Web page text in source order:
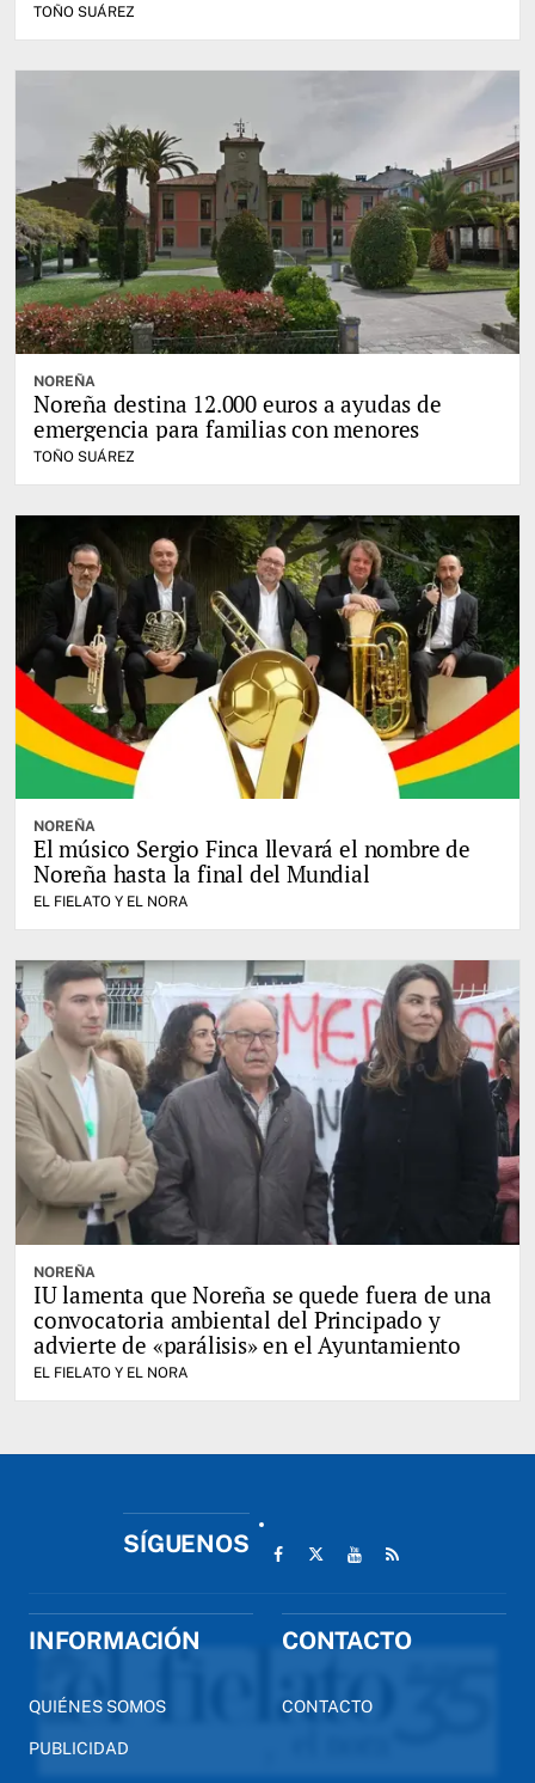
TOÑO SUÁREZ
NOREÑA
Noreña destina 12.000 euros a ayudas de
emergencia para familias con menores
TOÑO SUÁREZ
NOREÑA
El músico Sergio Finca llevará el nombre de
Noreña hasta la final del Mundial
EL FIELATO Y EL NORA
NOREÑA
IU lamenta que Noreña se quede fuera de una
convocatoria ambiental del Principado y
advierte de «parálisis» en el Ayuntamiento
EL FIELATO Y EL NORA
SÍGUENOS
INFORMACIÓN
QUIÉNES SOMOS
PUBLICIDAD
CONTACTO
CONTACTO